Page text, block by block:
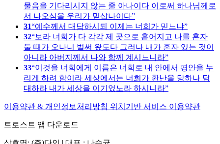
물음을 기다리시지 않는 줄 아나이다 이로써 하나님께로
서 나오심을 우리가 믿삽나이다
31 예수께서 대답하시되 이제는 너희가 믿느냐
32 보라 너희가 다 각각 제 곳으로 흩어지고 나를 혼자
둘 때가 오나니 벌써 왔도다 그러나 내가 혼자 있는 것이
아니라 아버지께서 나와 함께 계시느니라
33 이것을 너희에게 이름은 너희로 내 안에서 평안을 누
리게 하려 함이라 세상에서는 너희가 환난을 당하나 담
대하라 내가 세상을 이기었노라 하시니라
이용약관 & 개인정보처리방침 위치기반 서비스 이용약관
트로스트 앱 다운로드